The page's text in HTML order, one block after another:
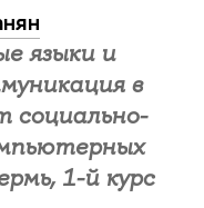
языки и
в
социально-
1-й курс